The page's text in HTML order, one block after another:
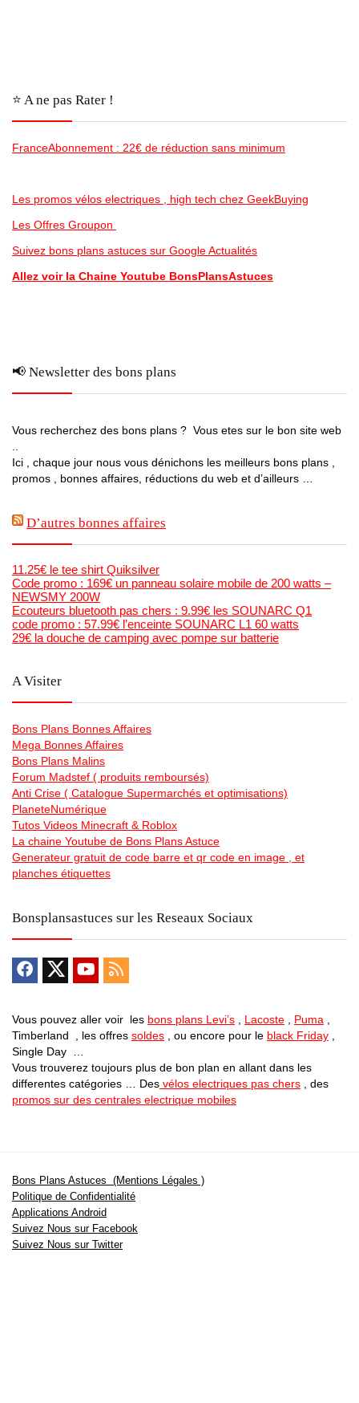
⭐️ A ne pas Rater !
FranceAbonnement : 22€ de réduction sans minimum
Les promos vélos electriques , high tech chez GeekBuying
Les Offres Groupon
Suivez bons plans astuces sur Google Actualités
Allez voir la Chaine Youtube BonsPlansAstuces
📢 Newsletter des bons plans
Vous recherchez des bons plans ? Vous etes sur le bon site web
..
Ici , chaque jour nous vous dénichons les meilleurs bons plans ,
promos , bonnes affaires, réductions du web et d’ailleurs …
D’autres bonnes affaires
11.25€ le tee shirt Quiksilver
Code promo : 169€ un panneau solaire mobile de 200 watts –
NEWSMY 200W
Ecouteurs bluetooth pas chers : 9.99€ les SOUNARC Q1
code promo : 57.99€ l’enceinte SOUNARC L1 60 watts
29€ la douche de camping avec pompe sur batterie
A Visiter
Bons Plans Bonnes Affaires
Mega Bonnes Affaires
Bons Plans Malins
Forum Madstef ( produits remboursés)
Anti Crise ( Catalogue Supermarchés et optimisations)
PlaneteNumérique
Tutos Videos Minecraft & Roblox
La chaine Youtube de Bons Plans Astuce
Generateur gratuit de code barre et qr code en image , et
planches étiquettes
Bonsplansastuces sur les Reseaux Sociaux
Vous pouvez aller voir les bons plans Levi’s , Lacoste , Puma ,
Timberland , les offres soldes , ou encore pour le black Friday ,
Single Day …
Vous trouverez toujours plus de bon plan en allant dans les
differentes catégories … Des vélos electriques pas chers , des
promos sur des centrales electrique mobiles
Bons Plans Astuces (Mentions Légales )
Politique de Confidentialité
Applications Android
Suivez Nous sur Facebook
Suivez Nous sur Twitter